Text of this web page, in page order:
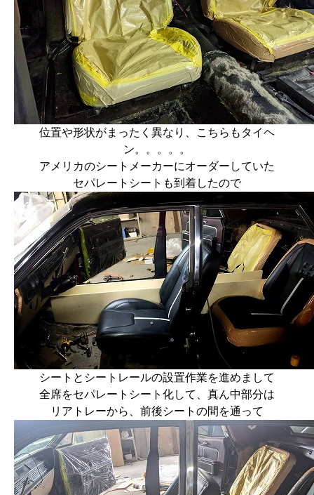
位置や形状がまったく異なり、こちらもタイヘ
ン。。。。。
アメリカのシートメーカーにオーダーしていた
セパレートシートも到着したので
シートとシートレールの設置作業を進めまして
全席をセパレートシート化して、真ん中部分は
リアトレーから、前後シートの間を通って